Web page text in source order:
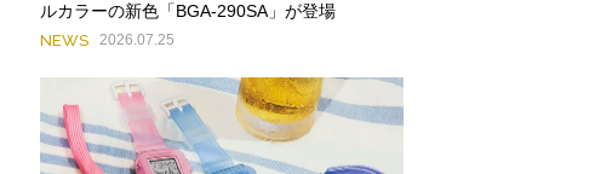
ルカラーの新色「BGA-290SA」が登場
NEWS 2026.07.25